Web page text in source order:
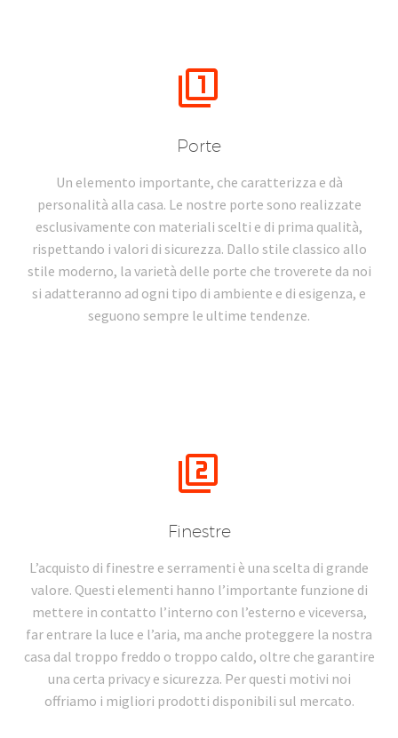


Porte
Un elemento importante, che caratterizza e dà
personalità alla casa. Le nostre porte sono realizzate
esclusivamente con materiali scelti e di prima qualità,
rispettando i valori di sicurezza. Dallo stile classico allo
stile moderno, la varietà delle porte che troverete da noi
si adatteranno ad ogni tipo di ambiente e di esigenza, e
seguono sempre le ultime tendenze.


Finestre
L’acquisto di finestre e serramenti è una scelta di grande
valore. Questi elementi hanno l’importante funzione di
mettere in contatto l’interno con l’esterno e viceversa,
far entrare la luce e l’aria, ma anche proteggere la nostra
casa dal troppo freddo o troppo caldo, oltre che garantire
una certa privacy e sicurezza. Per questi motivi noi
offriamo i migliori prodotti disponibili sul mercato.